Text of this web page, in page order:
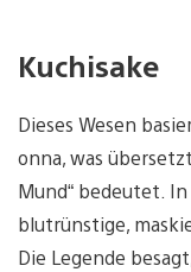
Kuchisake
Dieses Wesen
onna, was
Mund“ bedeutet.
blutrünstige,
Die Legende